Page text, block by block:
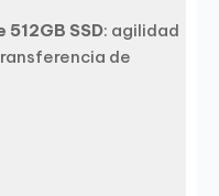
SSD: agilidad
de